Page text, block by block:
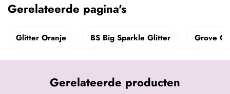
Gerelateerde pagina's
Glitter Oranje BS Big Sparkle Glitter Grove
Gerelateerde producten